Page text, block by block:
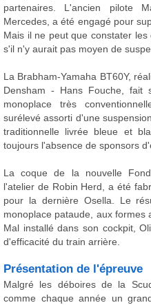
partenaires. L'ancien pilote
Mercedes, a été engagé pour
Mais il ne peut que constater
s'il n'y aurait pas moyen de
La Brabham-Yamaha BT60Y,
Densham - Hans Fouche, fait
monoplace très
surélevé assorti d'une
traditionnelle livrée bleue et
toujours l'absence de sponsors
La coque de la nouvelle
l'atelier de Robin Herd, a été
pour la dernière Osella. Le
monoplace pataude, aux formes
Mal installé dans son cockpit,
d'efficacité du train arrière.
Présentation de l'épreuve
Malgré les déboires de la
comme chaque année un